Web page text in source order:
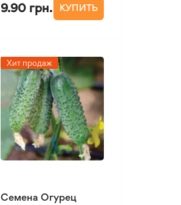
9.90 грн. КУПИТЬ
Хит продаж
Семена Огурец